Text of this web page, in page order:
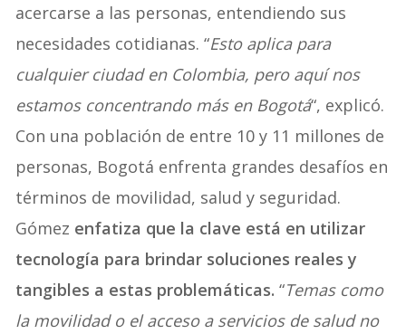
acercarse a las personas, entendiendo sus
necesidades cotidianas. “Esto aplica para
cualquier ciudad en Colombia, pero aquí nos
estamos concentrando más en Bogotá“, explicó.
Con una población de entre 10 y 11 millones de
personas, Bogotá enfrenta grandes desafíos en
términos de movilidad, salud y seguridad.
Gómez enfatiza que la clave está en utilizar
tecnología para brindar soluciones reales y
tangibles a estas problemáticas.“Temas como
la movilidad o el acceso a servicios de salud no